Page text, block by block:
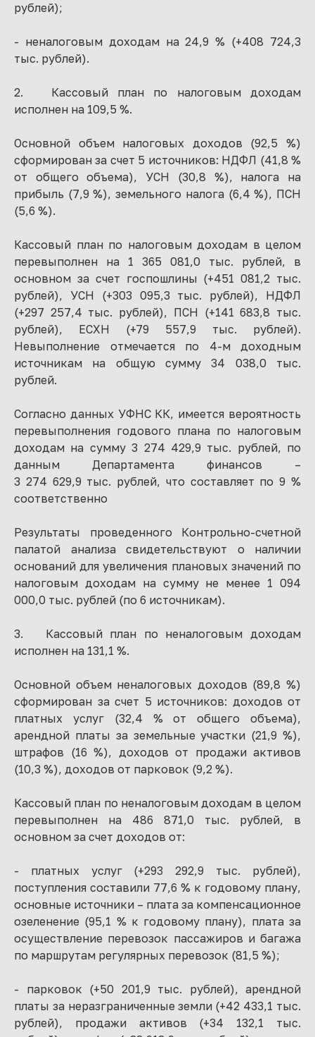
рублей);
- неналоговым доходам на 24,9 % (+408 724,3
тыс. рублей).
2. Кассовый план по налоговым доходам
исполнен на 109,5 %.
Основной объем налоговых доходов (92,5 %)
сформирован за счет 5 источников: НДФЛ (41,8 %
от общего объема), УСН (30,8 %), налога на
прибыль (7,9 %), земельного налога (6,4 %), ПСН
(5,6 %).
Кассовый план по налоговым доходам в целом
перевыполнен на 1 365 081,0 тыс. рублей, в
основном за счет госпошлины (+451 081,2 тыс.
рублей), УСН (+303 095,3 тыс. рублей), НДФЛ
(+297 257,4 тыс. рублей), ПСН (+141 683,8 тыс.
рублей), ЕСХН (+79 557,9 тыс. рублей).
Невыполнение отмечается по 4-м доходным
источникам на общую сумму 34 038,0 тыс.
рублей.
Согласно данных УФНС КК, имеется вероятность
перевыполнения годового плана по налоговым
доходам на сумму 3 274 429,9 тыс. рублей, по
данным Департамента финансов –
3 274 629,9 тыс. рублей, что составляет по 9 %
соответственно
Результаты проведенного Контрольно-счетной
палатой анализа свидетельствуют о наличии
оснований для увеличения плановых значений по
налоговым доходам на сумму не менее 1 094
000,0 тыс. рублей (по 6 источникам).
3. Кассовый план по неналоговым доходам
исполнен на 131,1 %.
Основной объем неналоговых доходов (89,8 %)
сформирован за счет 5 источников: доходов от
платных услуг (32,4 % от общего объема),
арендной платы за земельные участки (21,9 %),
штрафов (16 %), доходов от продажи активов
(10,3 %), доходов от парковок (9,2 %).
Кассовый план по неналоговым доходам в целом
перевыполнен на 486 871,0 тыс. рублей, в
основном за счет доходов от:
- платных услуг (+293 292,9 тыс. рублей),
поступления составили 77,6 % к годовому плану,
основные источники – плата за компенсационное
озеленение (95,1 % к годовому плану), плата за
осуществление перевозок пассажиров и багажа
по маршрутам регулярных перевозок (81,5 %);
- парковок (+50 201,9 тыс. рублей), арендной
платы за неразграниченные земли (+42 433,1 тыс.
рублей), продажи активов (+34 132,1 тыс.